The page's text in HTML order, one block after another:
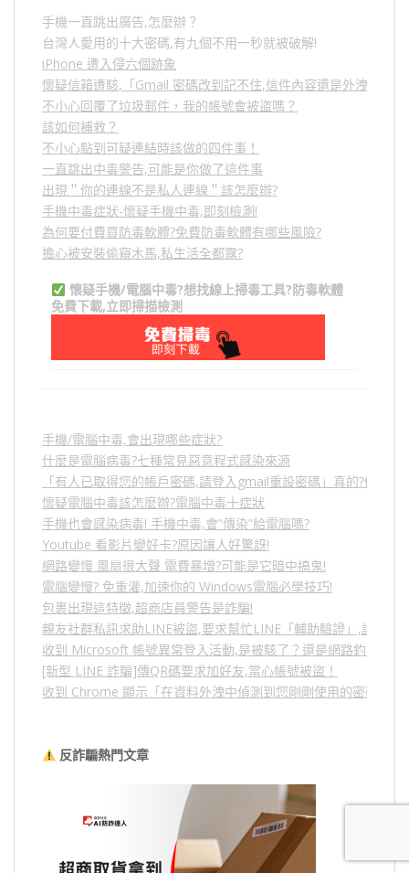
手機一直跳出廣告,怎麼辦？
台灣人愛用的十大密碼,有九個不用一秒就被破解!
iPhone 遭入侵六個跡象
懷疑信箱遭駭,「Gmail 密碼改到記不住,信件內容還是外洩？」,
不小心回覆了垃圾郵件，我的帳號會被盜嗎？
該如何補救？
不小心點到可疑連結時該做的四件事！
一直跳出中毒警告,可能是你做了這件事
出現＂你的連線不是私人連線＂該怎麼辦?
手機中毒症狀-懷疑手機中毒,即刻檢測!
為何要付費買防毒軟體?免費防毒軟體有哪些風險?
擔心被安裝偷窺木馬,私生活全都露?
懷疑手機/電腦中毒?想找線上掃毒工具?防毒軟體
免費下載,立即掃描檢測
手機/電腦中毒,會出現哪些症狀?
什麼是電腦病毒?七種常見惡意程式感染來源
「有人已取得您的帳戶密碼,請登入gmail重設密碼」真的?假的?5
懷疑電腦中毒該怎麼辦?電腦中毒十症狀
手機也會感染病毒! 手機中毒,會”傳染”給電腦嗎?
Youtube 看影片變好卡?原因讓人好驚訝!
網路變慢 風扇很大聲 電費暴增?可能是它暗中搞鬼!
電腦變慢? 免重灌,加速你的 Windows電腦必學技巧!
包裹出現這特徵,超商店員警告是詐騙!
親友社群私訊求助LINE被盜,要求幫忙LINE「輔助驗證」,詐騙
收到 Microsoft 帳號異常登入活動,是被駭了？還是網路釣魚？
[新型 LINE 詐騙]傳QR碼要求加好友,當心帳號被盜！
收到 Chrome 顯示「在資料外洩中偵測到您剛剛使用的密碼」
反詐騙熱門文章